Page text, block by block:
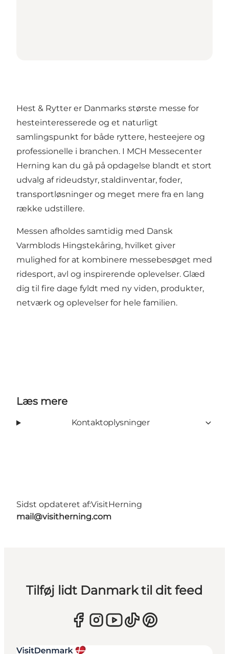
Hest & Rytter er Danmarks største messe for
hesteinteresserede og et naturligt
samlingspunkt for både ryttere, hesteejere og
professionelle i branchen. I MCH Messecenter
Herning kan du gå på opdagelse blandt et stort
udvalg af rideudstyr, staldinventar, foder,
transportløsninger og meget mere fra en lang
række udstillere.
Messen afholdes samtidig med Dansk
Varmblods Hingstekåring, hvilket giver
mulighed for at kombinere messebesøget med
ridesport, avl og inspirerende oplevelser. Glæd
dig til fire dage fyldt med ny viden, produkter,
netværk og oplevelser for hele familien.
Læs mere
Kontaktoplysninger
Sidst opdateret af:VisitHerning
mail@visitherning.com
Tilføj lidt Danmark til dit feed